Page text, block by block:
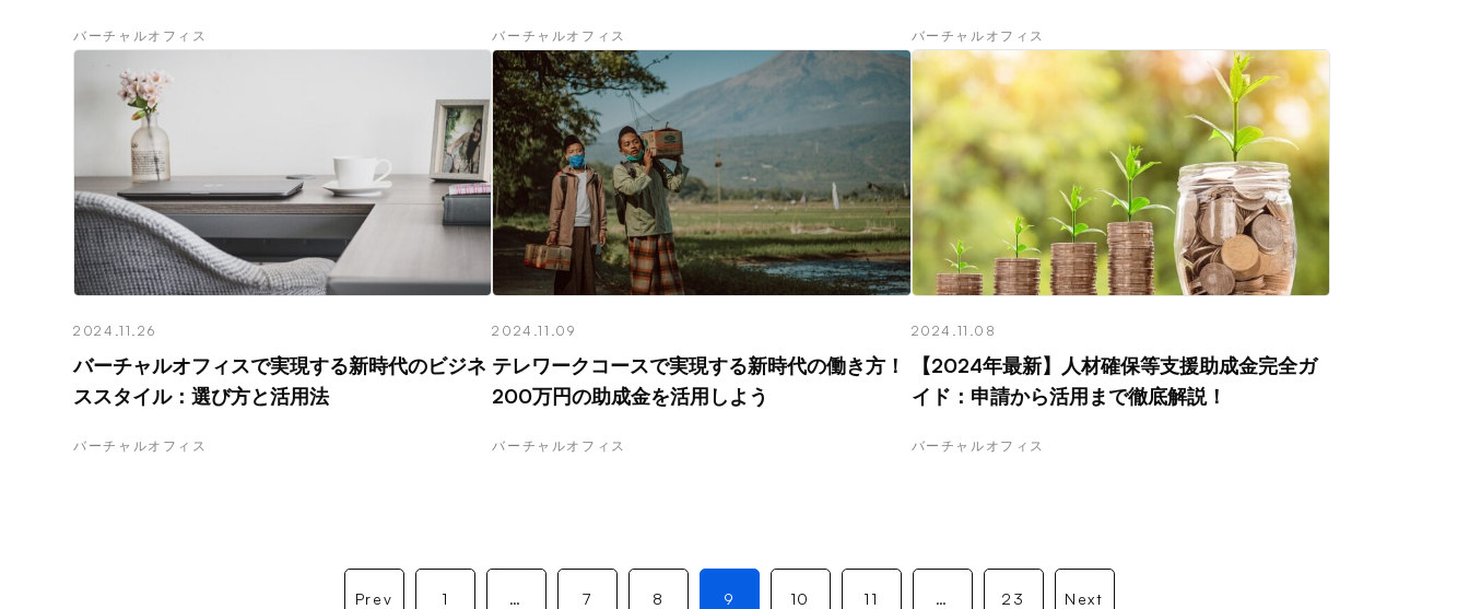
バーチャルオフィス バーチャルオフィス バーチャルオフィス
2024.11.26
バーチャルオフィスで実現する新時代のビジネ
ススタイル：選び方と活用法
バーチャルオフィス
2024.11.09
テレワークコースで実現する新時代の働き方！
200万円の助成金を活用しよう
バーチャルオフィス
2024.11.08
【2024年最新】人材確保等支援助成金完全ガ
イド：申請から活用まで徹底解説！
バーチャルオフィス
Prev 1 … 7 8 9 10 11 … 23 Next